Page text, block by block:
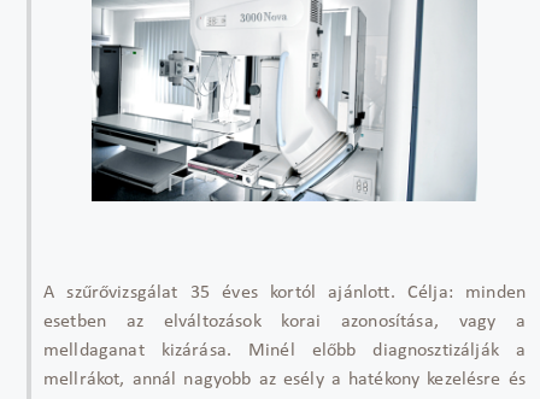
A szűrővizsgálat 35 éves kortól ajánlott. Célja: minden
esetben az elváltozások korai azonosítása, vagy a
melldaganat kizárása. Minél előbb diagnosztizálják a
mellrákot, annál nagyobb az esély a hatékony kezelésre és